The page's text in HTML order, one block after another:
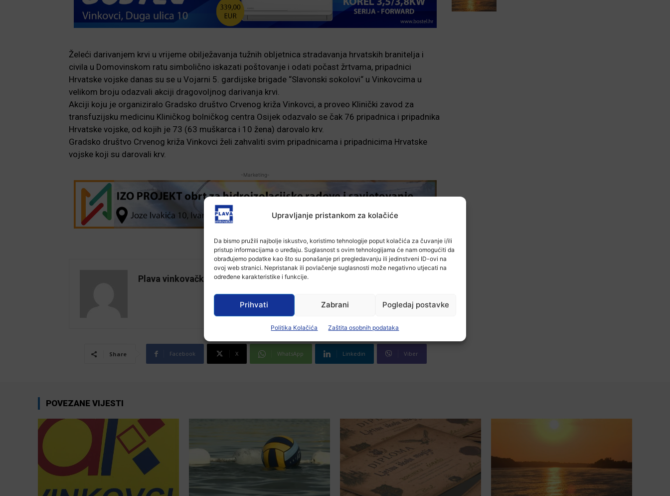
Upravljanje pristankom za kolačiće
Da bismo pružili najbolje iskustvo, koristimo tehnologije poput kolačića za čuvanje i/ili
pristup informacijama o uređaju. Suglasnost s ovim tehnologijama će nam omogućiti da
obrađujemo podatke kao što su ponašanje pri pregledavanju ili jedinstveni ID-ovi na
ovoj web stranici. Nepristanak ili povlačenje suglasnosti može negativno utjecati na
određene karakteristike i funkcije.
Prihvati Zabrani Pogledaj postavke
Politika Kolačića Zaštita osobnih podataka
Želeći darivanjem krvi u vrijeme obilježavanja tužnih obljetnica stradavanja hrvatskih branitelja i
civila u Domovinskom ratu simbolično iskazati poštovanje i odati počast žrtvama, pripadnici
Hrvatske vojske danas su se u Vojarni 5. gardijske brigade “Slavonski sokolovi“ u Vinkovcima u
velikom broju odazvali akciji dragovoljnog darivanja krvi.
Akciji koju je organiziralo Gradsko društvo Crvenog križa Vinkovci, a proveo Klinički zavod za
transfuzijsku medicinu Kliničkog bolničkog centra Osijek odazvalo se čak 76 pripadnica i pripadnika
Hrvatske vojske, od kojih je 73 (63 muškarca i 10 žena) darovalo krv.
Gradsko društvo Crvenog križa Vinkovci želi zahvaliti svim pripadnicama i pripadnicima Hrvatske
vojske koji su darovali krv.
-Marketing-
Plava vinkovačka
Share Facebook X WhatsApp Linkedin Viber
POVEZANE VIJESTI